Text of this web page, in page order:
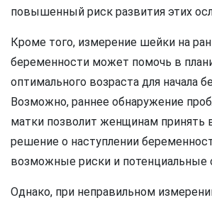
повышенный риск развития этих
Кроме того, измерение шейки на
беременности может помочь в
оптимального возраста для начала
Возможно, раннее обнаружение
матки позволит женщинам принять
решение о наступлении
возможные риски и потенциальные
Однако, при неправильном